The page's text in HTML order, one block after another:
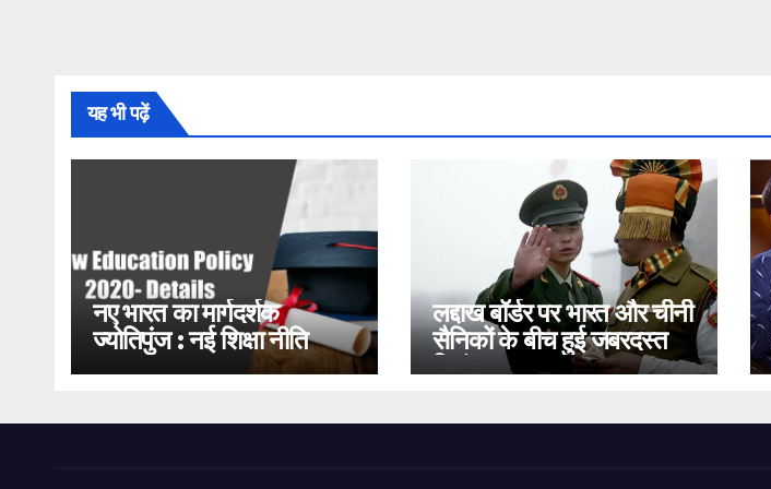
यह भी पढ़ें
नए भारत का मार्गदर्शक
ज्योतिपुंज : नई शिक्षा नीति
2020
लद्दाख बॉर्डर पर भारत और चीनी
सैनिकों के बीच हुई जबरदस्त
भिड़ंत